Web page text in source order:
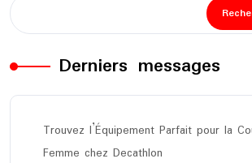
Derniers messages
Trouvez l’Équipement Parfait pour la
Femme chez Decathlon